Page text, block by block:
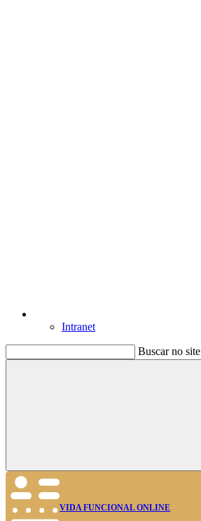
Intranet
Buscar no site
Buscar
VIDA FUNCIONAL ONLINE